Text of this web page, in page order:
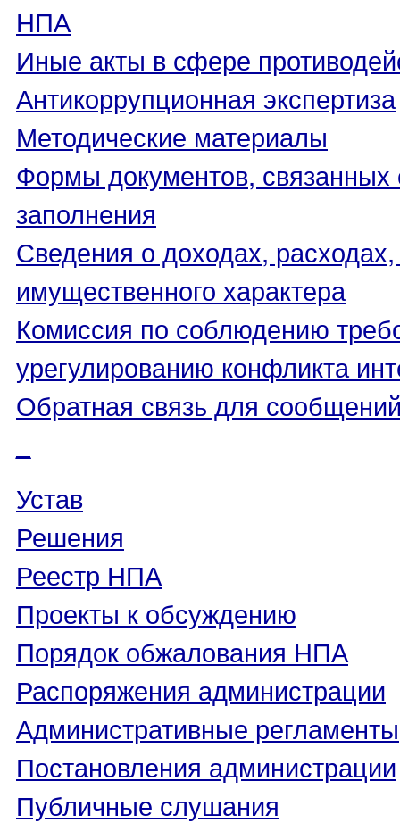
НПА
Иные акты в сфере
Антикоррупционная экспертиза
Методические материалы
Формы документов, связанных
заполнения
Сведения о доходах,
имущественного характера
Комиссия по соблюдению
урегулированию конфликта
Обратная связь для
Устав
Решения
Реестр НПА
Проекты к обсуждению
Порядок обжалования НПА
Распоряжения администрации
Административные регламенты
Постановления администрации
Публичные слушания